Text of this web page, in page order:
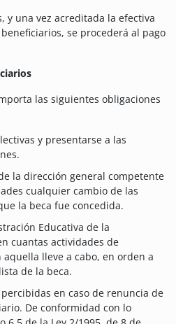
y una vez acreditada la efectiva
se procederá al pago
las siguientes obligaciones
y presentarse a las
la dirección general competente
cualquier cambio de las
la beca fue concedida.
Educativa de la
cuantas actividades de
lleve a cabo, en orden a
de la beca.
en caso de renuncia de
De conformidad con lo